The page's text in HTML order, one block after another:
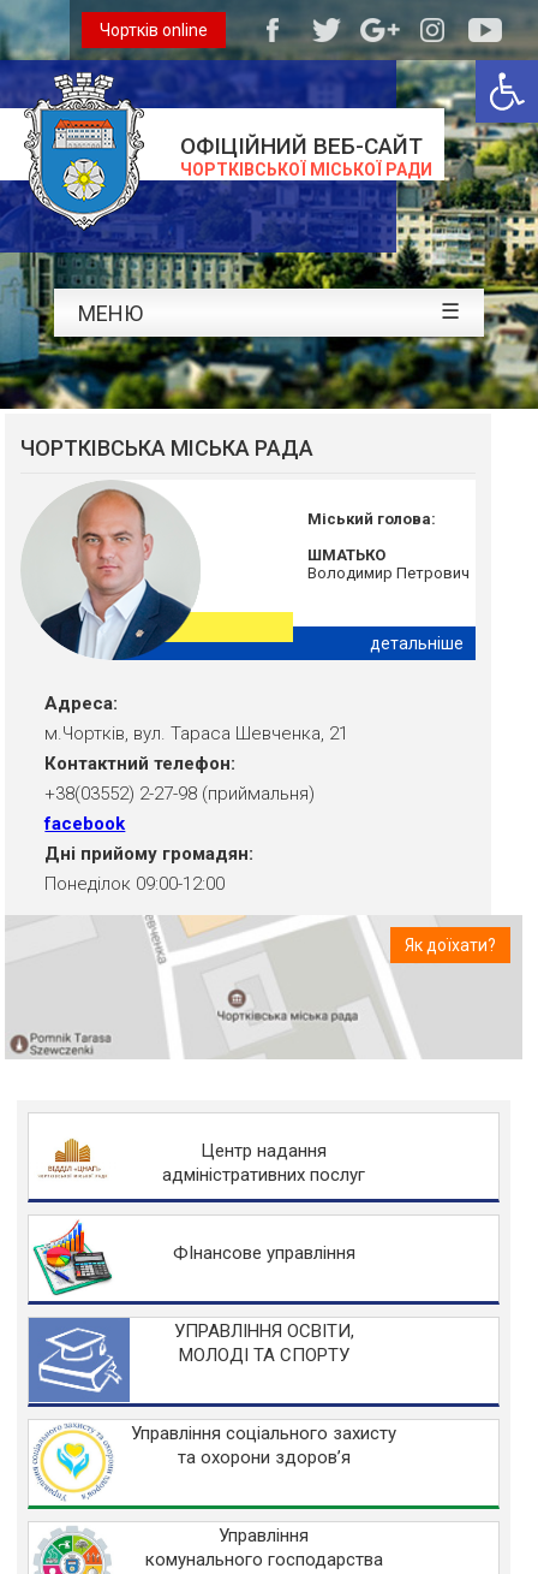
ОФІЦІЙНИЙ ВЕБ-САЙТ
ЧОРТКІВСЬКОЇ МІСЬКОЇ РАДИ
Чортків online
МЕНЮ ☰
ЧОРТКІВСЬКА МІСЬКА РАДА
Міський голова:
ШМАТЬКО
Володимир Петрович
детальніше
Адреса:
м.Чортків, вул. Тараса Шевченка, 21
Контактний телефон:
+38(03552) 2-27-98 (приймальня)
facebook
Дні прийому громадян:
Понеділок 09:00-12:00
Як доїхати?
Центр надання
адміністративних послуг
ФІнансове управління
УПРАВЛІННЯ ОСВІТИ,
МОЛОДІ ТА СПОРТУ
Управління соціального захисту
та охорони здоров’я
Управління
комунального господарства